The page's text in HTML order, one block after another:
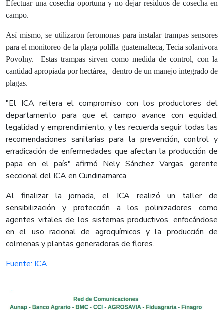
Efectuar una cosecha oportuna y no dejar residuos de cosecha en
campo.
Así mismo, se utilizaron feromonas para instalar trampas sensores
para el monitoreo de la plaga polilla guatemalteca, Tecia solanivora
Povolny. Estas trampas sirven como medida de control, con la
cantidad apropiada por hectárea, dentro de un manejo integrado de
plagas.
"El ICA reitera el compromiso con los productores del
departamento para que el campo avance con equidad,
legalidad y emprendimiento, y les recuerda seguir todas las
recomendaciones sanitarias para la prevención, control y
erradicación de enfermedades que afectan la producción de
papa en el país" afirmó Nely Sánchez Vargas, gerente
seccional del ICA en Cundinamarca.
Al finalizar la jornada, el ICA realizó un taller de
sensibilización y protección a los polinizadores como
agentes vitales de los sistemas productivos, enfocándose
en el uso racional de agroquímicos y la producción de
colmenas y plantas generadoras de flores.
Fuente: ICA​​